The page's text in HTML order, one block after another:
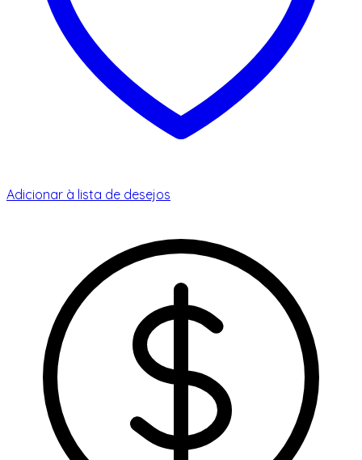
Adicionar à lista de desejos